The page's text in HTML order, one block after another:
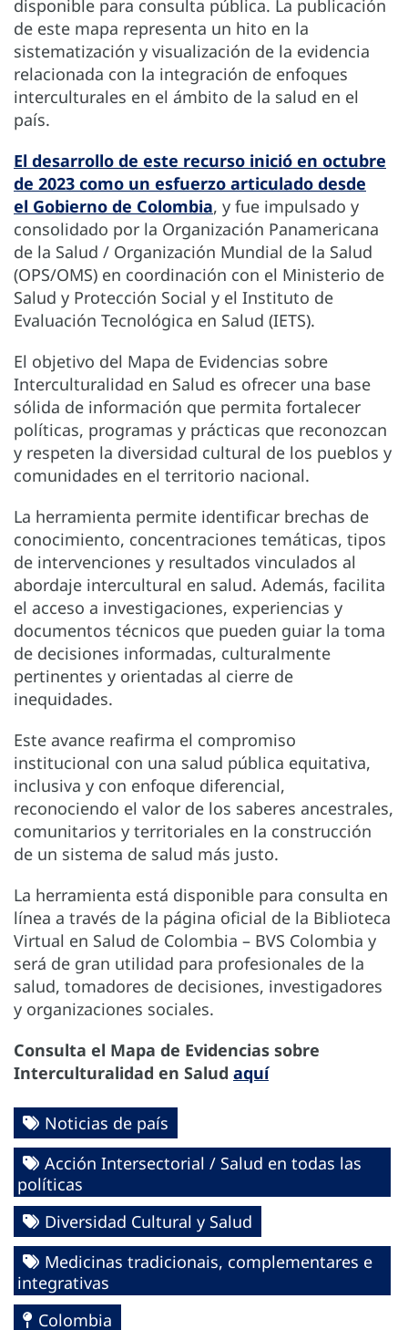
disponible para consulta pública. La publicación
de este mapa representa un hito en la
sistematización y visualización de la evidencia
relacionada con la integración de enfoques
interculturales en el ámbito de la salud en el
país.
El desarrollo de este recurso inició en octubre
de 2023 como un esfuerzo articulado desde
el Gobierno de Colombia, y fue impulsado y
consolidado por la Organización Panamericana
de la Salud / Organización Mundial de la Salud
(OPS/OMS) en coordinación con el Ministerio de
Salud y Protección Social y el Instituto de
Evaluación Tecnológica en Salud (IETS).
El objetivo del Mapa de Evidencias sobre
Interculturalidad en Salud es ofrecer una base
sólida de información que permita fortalecer
políticas, programas y prácticas que reconozcan
y respeten la diversidad cultural de los pueblos y
comunidades en el territorio nacional.
La herramienta permite identificar brechas de
conocimiento, concentraciones temáticas, tipos
de intervenciones y resultados vinculados al
abordaje intercultural en salud. Además, facilita
el acceso a investigaciones, experiencias y
documentos técnicos que pueden guiar la toma
de decisiones informadas, culturalmente
pertinentes y orientadas al cierre de
inequidades.
Este avance reafirma el compromiso
institucional con una salud pública equitativa,
inclusiva y con enfoque diferencial,
reconociendo el valor de los saberes ancestrales,
comunitarios y territoriales en la construcción
de un sistema de salud más justo.
La herramienta está disponible para consulta en
línea a través de la página oficial de la Biblioteca
Virtual en Salud de Colombia – BVS Colombia y
será de gran utilidad para profesionales de la
salud, tomadores de decisiones, investigadores
y organizaciones sociales.
Consulta el Mapa de Evidencias sobre
Interculturalidad en Salud aquí
Noticias de país
Acción Intersectorial / Salud en todas las
políticas
Diversidad Cultural y Salud
Medicinas tradicionais, complementares e
integrativas
Colombia